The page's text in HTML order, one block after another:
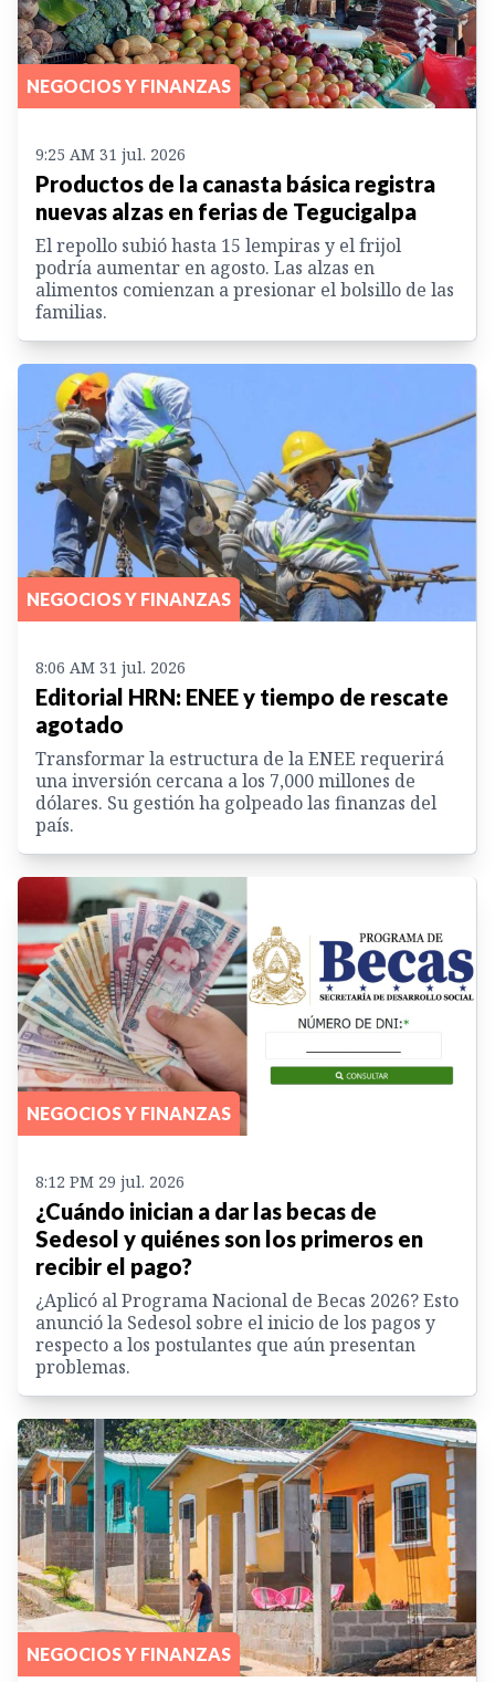
NEGOCIOS Y FINANZAS
9:25 AM 31 jul. 2026
Productos de la canasta básica registra
nuevas alzas en ferias de Tegucigalpa
El repollo subió hasta 15 lempiras y el frijol
podría aumentar en agosto. Las alzas en
alimentos comienzan a presionar el bolsillo de las
familias.
NEGOCIOS Y FINANZAS
8:06 AM 31 jul. 2026
Editorial HRN: ENEE y tiempo de rescate
agotado
Transformar la estructura de la ENEE requerirá
una inversión cercana a los 7,000 millones de
dólares. Su gestión ha golpeado las finanzas del
país.
NEGOCIOS Y FINANZAS
8:12 PM 29 jul. 2026
¿Cuándo inician a dar las becas de
Sedesol y quiénes son los primeros en
recibir el pago?
¿Aplicó al Programa Nacional de Becas 2026? Esto
anunció la Sedesol sobre el inicio de los pagos y
respecto a los postulantes que aún presentan
problemas.
NEGOCIOS Y FINANZAS